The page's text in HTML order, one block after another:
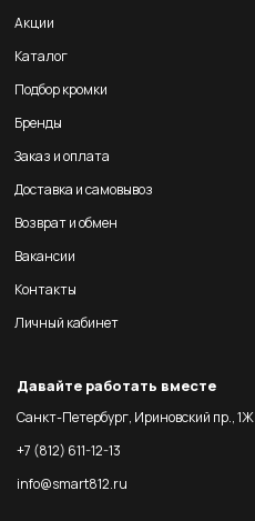
Акции
Каталог
Подбор кромки
Бренды
Заказ и оплата
Доставка и самовывоз
Возврат и обмен
Вакансии
Контакты
Личный кабинет
Давайте работать вместе
Санкт-Петербург, Ириновский пр., 1Ж
+7 (812) 611-12-13
info@smart812.ru